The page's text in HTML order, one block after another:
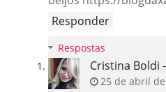
Responder
Respostas
Cristina Boldi
25 de abril